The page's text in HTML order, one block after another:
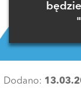
Dodano: